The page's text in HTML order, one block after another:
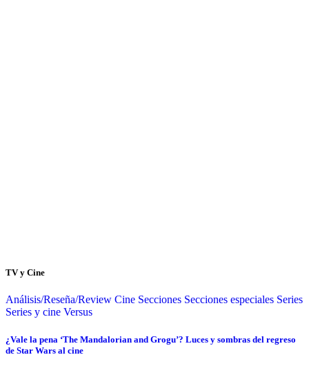
TV y Cine
Análisis/Reseña/Review Cine Secciones Secciones especiales Series
Series y cine Versus
¿Vale la pena ‘The Mandalorian and Grogu’? Luces y sombras del regreso
de Star Wars al cine